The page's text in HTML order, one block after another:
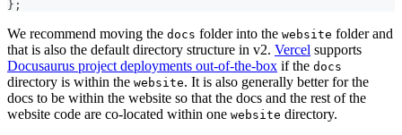
} ;
We recommend moving the docs folder into the website folder and
that is also the default directory structure in v2. Vercel supports
Docusaurus project deployments out-of-the-box if the docs
directory is within the website. It is also generally better for the
docs to be within the website so that the docs and the rest of the
website code are co-located within one website directory.